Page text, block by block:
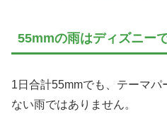
55mmの雨はディズニー
1日合計55mmでも、テーマ
ない雨ではありません。